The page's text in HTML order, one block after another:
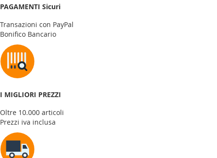
PAGAMENTI Sicuri
Transazioni con PayPal
Bonifico Bancario
I MIGLIORI PREZZI
Oltre 10.000 articoli
Prezzi iva inclusa